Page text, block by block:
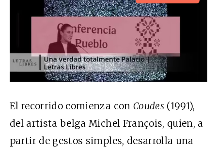
El recorrido comienza con Coudes(1991),
del artista belga Michel François, quien, a
partir de gestos simples, desarrolla una